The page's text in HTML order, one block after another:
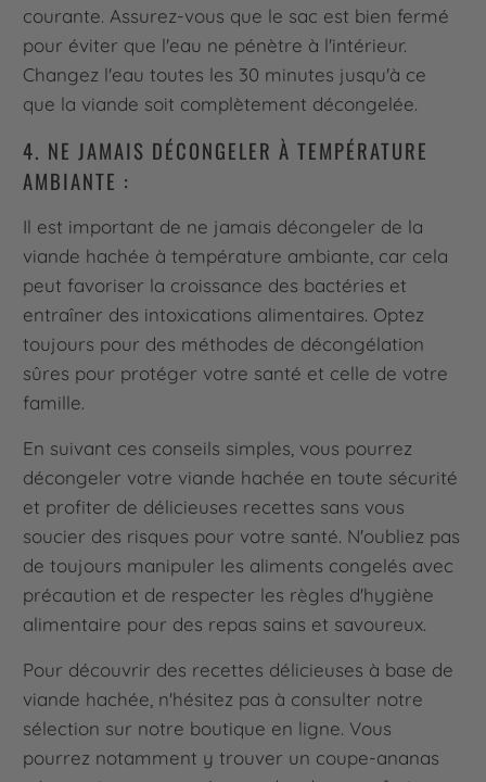
courante. Assurez-vous que le sac est bien fermé
pour éviter que l'eau ne pénètre à l'intérieur.
Changez l'eau toutes les 30 minutes jusqu'à ce
que la viande soit complètement décongelée.
4. NE JAMAIS DÉCONGELER À TEMPÉRATURE
AMBIANTE :
Il est important de ne jamais décongeler de la
viande hachée à température ambiante, car cela
peut favoriser la croissance des bactéries et
entraîner des intoxications alimentaires. Optez
toujours pour des méthodes de décongélation
sûres pour protéger votre santé et celle de votre
famille.
En suivant ces conseils simples, vous pourrez
décongeler votre viande hachée en toute sécurité
et profiter de délicieuses recettes sans vous
soucier des risques pour votre santé. N'oubliez pas
de toujours manipuler les aliments congelés avec
précaution et de respecter les règles d'hygiène
alimentaire pour des repas sains et savoureux.
Pour découvrir des recettes délicieuses à base de
viande hachée, n'hésitez pas à consulter notre
sélection sur notre boutique en ligne. Vous
pourrez notamment y trouver un coupe-ananas